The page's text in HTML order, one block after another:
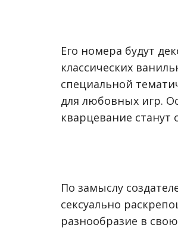
Его номера будут
классических
специальной
для любовных игр.
кварцевание
По замыслу
сексуально
разнообразие в